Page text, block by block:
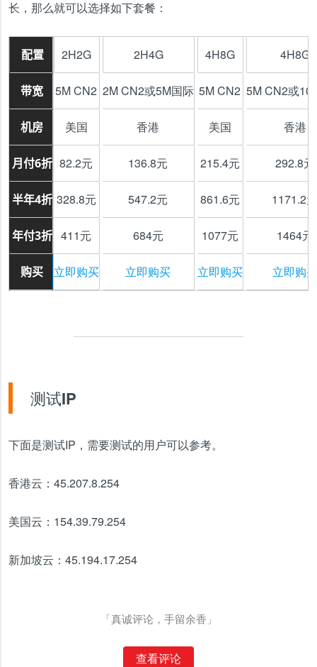
长，那么就可以选择如下套餐：
配置
带宽
机房
月付6折
半年4折
年付3折
购买
2H2G
5M CN2
美国
82.2元
328.8元
411元
立即购买
2H4G
2M CN2或5M国际
香港
136.8元
547.2元
684元
立即购买
4H8G
5M CN2
美国
215.4元
861.6元
1077元
立即购买
4H8G
5M CN2或
香港
292.8元
1171.2
1464元
立即购买
测试IP
下面是测试IP，需要测试的用户可以参考。
香港云：45.207.8.254
美国云：154.39.79.254
新加坡云：45.194.17.254
「真诚评论，手留余香」
查看评论